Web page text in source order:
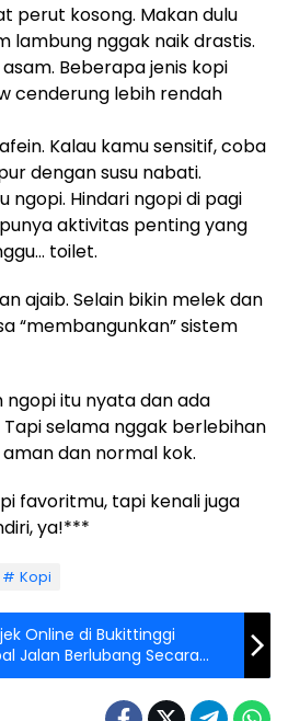
perut kosong. Makan dulu
lambung nggak naik drastis.
Beberapa jenis kopi
cenderung lebih rendah
Kalau kamu sensitif, coba
dengan susu nabati.
ngopi. Hindari ngopi di pagi
aktivitas penting yang
toilet.
ajaib. Selain bikin melek dan
“membangunkan” sistem
ngopi itu nyata dan ada
selama nggak berlebihan
dan normal kok.
favoritmu, tapi kenali juga
ya!***
Kopi
Online di Bukittinggi
Jalan Berlubang Secara